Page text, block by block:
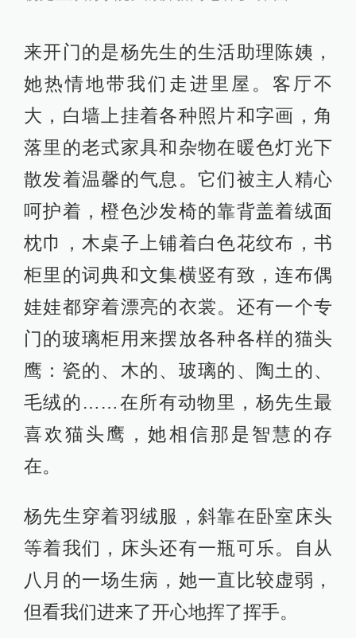
来开门的是杨先生的生活助理陈姨，
她热情地带我们走进里屋。客厅不
大，白墙上挂着各种照片和字画，角
落里的老式家具和杂物在暖色灯光下
散发着温馨的气息。它们被主人精心
呵护着，橙色沙发椅的靠背盖着绒面
枕巾，木桌子上铺着白色花纹布，书
柜里的词典和文集横竖有致，连布偶
娃娃都穿着漂亮的衣裳。还有一个专
门的玻璃柜用来摆放各种各样的猫头
鹰：瓷的、木的、玻璃的、陶土的、
毛绒的……在所有动物里，杨先生最
喜欢猫头鹰，她相信那是智慧的存
在。
杨先生穿着羽绒服，斜靠在卧室床头
等着我们，床头还有一瓶可乐。自从
八月的一场生病，她一直比较虚弱，
但看我们进来了开心地挥了挥手。